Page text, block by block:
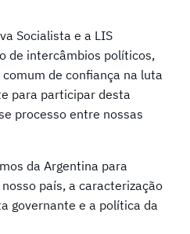
Socialista e a LIS
de intercâmbios políticos,
de confiança na luta
para participar desta
processo entre nossas
da Argentina para
país, a caracterização
governante e a política da